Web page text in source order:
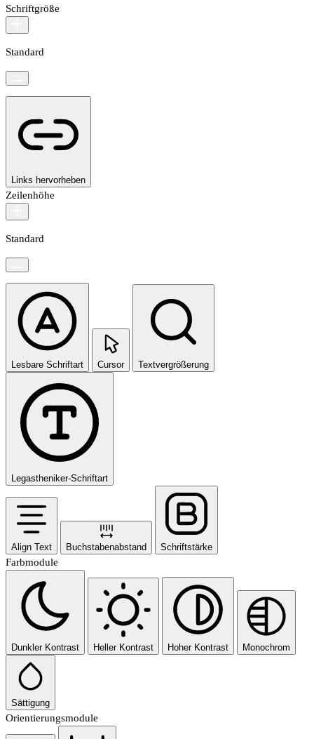
Schriftgröße
Standard
Links hervorheben
Zeilenhöhe
Standard
Lesbare Schriftart Cursor Textvergrößerung
Legastheniker-Schriftart
Align Text Buchstabenabstand Schriftstärke
Farbmodule
Dunkler Kontrast Heller Kontrast Hoher Kontrast Monochrom
Sättigung
Orientierungsmodule